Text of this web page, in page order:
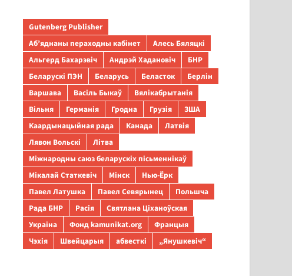
Gutenberg Publisher
Аб’яднаны пераходны кабінет
Алесь Бяляцкі
Альгерд Бахарэвіч
Андрэй Хадановіч
БНР
Беларускі ПЭН
Беларусь Беласток
Берлін
Варшава
Васіль Быкаў
Вялікабрытанія
Вільня
Германія Гродна Грузія
ЗША
Каардынацыйная рада
Канада
Латвія
Лявон Вольскі
Літва
Міжнародны саюз беларускіх пісьменнікаў
Мікалай Статкевіч
Мінск
Нью-Ёрк
Павел Латушка
Павел Севярынец
Польшча
Рада БНР
Расія
Святлана Ціханоўская
Украіна
Фонд kamunikat.org
Францыя
Чэхія
Швейцарыя абвесткі „Янушкевіч“